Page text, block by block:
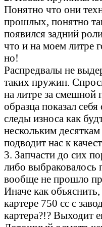
Понятно что они
прошлых, понятно
появился задний
что и на моем литре
но!
Распредвалы не
таких пружин.
на литре за смешной
образца показал
следы износа как
нескольким
подводит нас к
3. Запчасти до сих
либо выбраковалось
вообще не прошло
Иначе как
картере 750 сс с
картера?!? Выходит